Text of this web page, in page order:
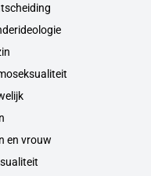
en vrouw